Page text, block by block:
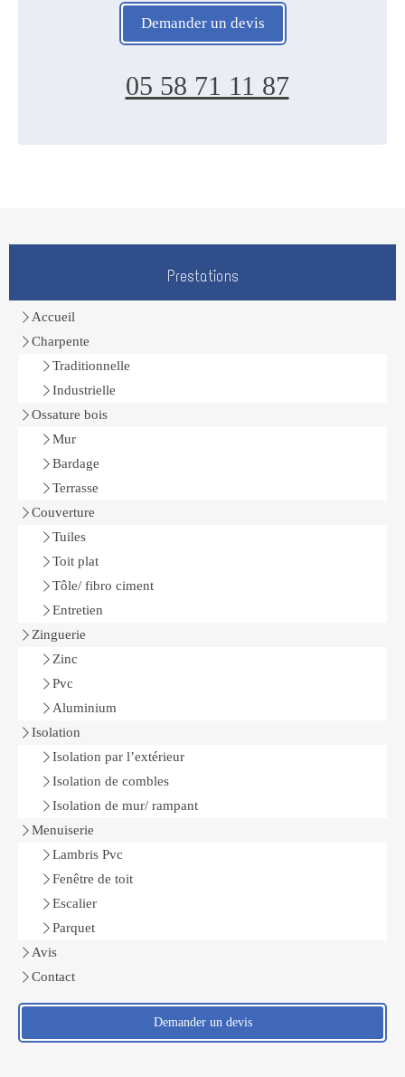
Demander un devis
05 58 71 11 87
Prestations
Accueil
Charpente
Traditionnelle
Industrielle
Ossature bois
Mur
Bardage
Terrasse
Couverture
Tuiles
Toit plat
Tôle/ fibro ciment
Entretien
Zinguerie
Zinc
Pvc
Aluminium
Isolation
Isolation par l’extérieur
Isolation de combles
Isolation de mur/ rampant
Menuiserie
Lambris Pvc
Fenêtre de toit
Escalier
Parquet
Avis
Contact
Demander un devis